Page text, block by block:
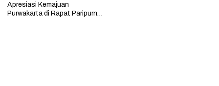
Apresiasi Kemajuan
Purwakarta di Rapat Paripurna